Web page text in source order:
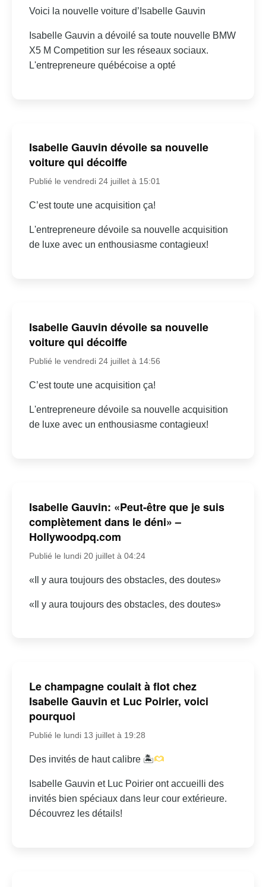
Voici la nouvelle voiture d’Isabelle Gauvin
Isabelle Gauvin a dévoilé sa toute nouvelle BMW
X5 M Competition sur les réseaux sociaux.
L'entrepreneure québécoise a opté
Isabelle Gauvin dévoile sa nouvelle
voiture qui décoiffe
Publié le vendredi 24 juillet à 15:01
C’est toute une acquisition ça!
L'entrepreneure dévoile sa nouvelle acquisition
de luxe avec un enthousiasme contagieux!
Isabelle Gauvin dévoile sa nouvelle
voiture qui décoiffe
Publié le vendredi 24 juillet à 14:56
C’est toute une acquisition ça!
L'entrepreneure dévoile sa nouvelle acquisition
de luxe avec un enthousiasme contagieux!
Isabelle Gauvin: «Peut-être que je suis
complètement dans le déni» –
Hollywoodpq.com
Publié le lundi 20 juillet à 04:24
«Il y aura toujours des obstacles, des doutes»
«Il y aura toujours des obstacles, des doutes»
Le champagne coulait à flot chez
Isabelle Gauvin et Luc Poirier, voici
pourquoi
Publié le lundi 13 juillet à 19:28
Des invités de haut calibre 🏝
Isabelle Gauvin et Luc Poirier ont accueilli des
invités bien spéciaux dans leur cour extérieure.
Découvrez les détails!